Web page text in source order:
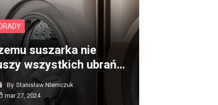
suszarka nie
wszystkich ubrań…
By Stanisław NIemczuk
mar 27, 2024